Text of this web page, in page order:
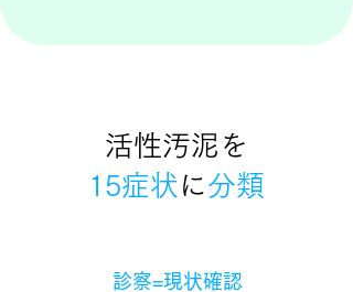
​活性汚泥を
15症状に分類
​診察=現状確認